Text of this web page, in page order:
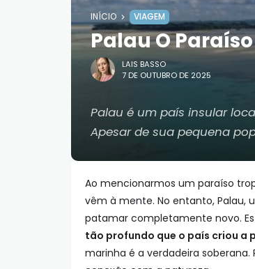
INÍCIO VIAGEM
Palau O
LAIS BASSO
7 DE OUTUBRO DE 2025
Palau é um país insular
Apesar de sua pequena
Ao mencionarmos um paraíso
vêm à mente. No entanto, Palau,
patamar completamente novo.
tão profundo que o país criou a
marinha é a verdadeira